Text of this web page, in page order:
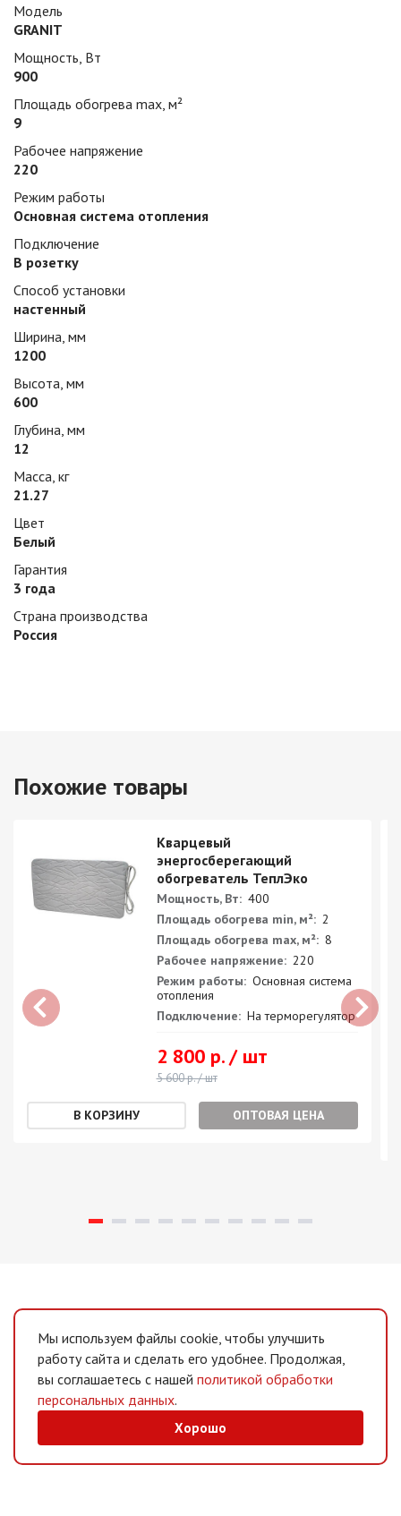
Модель
GRANIT
Мощность, Вт
900
Площадь обогрева max, м²
9
Рабочее напряжение
220
Режим работы
Основная система отопления
Подключение
В розетку
Способ установки
настенный
Ширина, мм
1200
Высота, мм
600
Глубина, мм
12
Масса, кг
21.27
Цвет
Белый
Гарантия
3 года
Страна производства
Россия
Похожие товары
Кварцевый
энергосберегающий
обогреватель ТеплЭко
Мощность, Вт: 400
Площадь обогрева min, м²: 2
Площадь обогрева max, м²: 8
Рабочее напряжение: 220
Режим работы: Основная система
отопления
Подключение: На терморегулятор
2 800 р. / шт
5 600 р. / шт
ОПТОВАЯ ЦЕНА
Мы используем файлы cookie, чтобы улучшить
работу сайта и сделать его удобнее. Продолжая,
вы соглашаетесь с нашей политикой обработки
персональных данных.
Хорошо